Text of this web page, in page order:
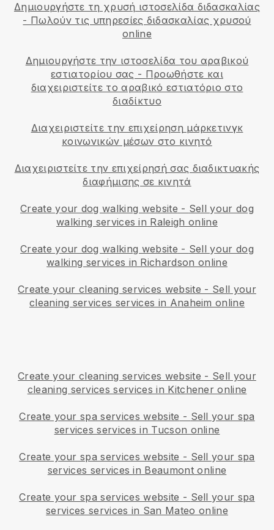
Δημιουργήστε τη χρυσή ιστοσελίδα διδασκαλίας
- Πωλούν τις υπηρεσίες διδασκαλίας χρυσού
online
Δημιουργήστε την ιστοσελίδα του αραβικού
εστιατορίου σας - Προωθήστε και
διαχειριστείτε το αραβικό εστιατόριο στο
διαδίκτυο
Διαχειριστείτε την επιχείρηση μάρκετινγκ
κοινωνικών μέσων στο κινητό
Διαχειριστείτε την επιχείρησή σας διαδικτυακής
διαφήμισης σε κινητά
Create your dog walking website - Sell your dog
walking services in Raleigh online
Create your dog walking website - Sell your dog
walking services in Richardson online
Create your cleaning services website - Sell your
cleaning services services in Anaheim online
Create your cleaning services website - Sell your
cleaning services services in Kitchener online
Create your spa services website - Sell your spa
services services in Tucson online
Create your spa services website - Sell your spa
services services in Beaumont online
Create your spa services website - Sell your spa
services services in San Mateo online